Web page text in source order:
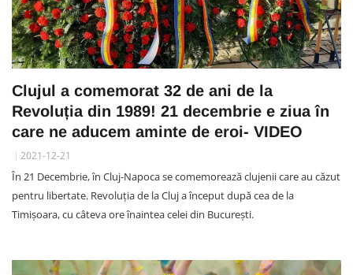
Clujul a comemorat 32 de ani de la
Revoluția din 1989! 21 decembrie e ziua în
care ne aducem aminte de eroi- VIDEO
2021-12-21
În 21 Decembrie, în Cluj-Napoca se comemorează clujenii care au căzut
pentru libertate. Revoluția de la Cluj a început după cea de la
Timișoara, cu câteva ore înaintea celei din București.